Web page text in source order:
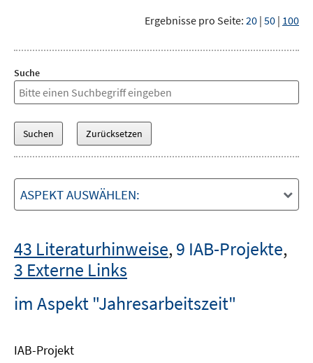
Ergebnisse pro Seite: 20 | 50 | 100
Suche
ASPEKT AUSWÄHLEN:
43 Literaturhinweise,9 IAB-Projekte,
3 Externe Links
im Aspekt "Jahresarbeitszeit"
IAB-Projekt